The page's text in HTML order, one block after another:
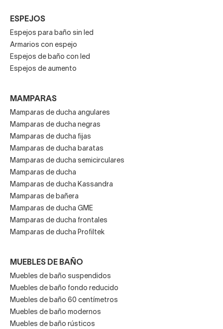
ESPEJOS
Espejos para baño sin led
Armarios con espejo
Espejos de baño con led
Espejos de aumento
MAMPARAS
Mamparas de ducha angulares
Mamparas de ducha negras
Mamparas de ducha fijas
Mamparas de ducha baratas
Mamparas de ducha semicirculares
Mamparas de ducha
Mamparas de ducha Kassandra
Mamparas de bañera
Mamparas de ducha GME
Mamparas de ducha frontales
Mamparas de ducha Profiltek
MUEBLES DE BAÑO
Muebles de baño suspendidos
Muebles de baño fondo reducido
Muebles de baño 60 centímetros
Muebles de baño modernos
Muebles de baño rústicos